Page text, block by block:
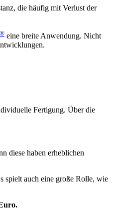
die häufig mit Verlust der
® eine breite Anwendung. Nicht
Fertigung. Über die
diese haben erheblichen
spielt auch eine große Rolle, wie